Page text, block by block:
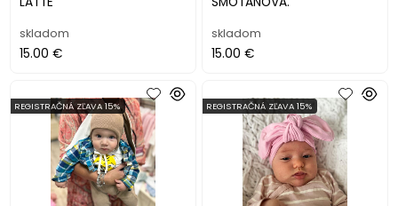
skladom
15.00 €
skladom
15.00 €
REGISTRAČNÁ ZĽAVA 15% REGISTRAČNÁ ZĽAVA 15%